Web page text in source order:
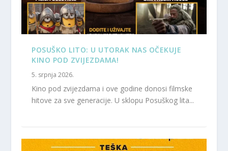
POSUŠKO LITO: U UTORAK NAS OČEKUJE
KINO POD ZVIJEZDAMA!
5. srpnja 2026.
Kino pod zvijezdama i ove godine donosi filmske
hitove za sve generacije. U sklopu Posuškog lita...